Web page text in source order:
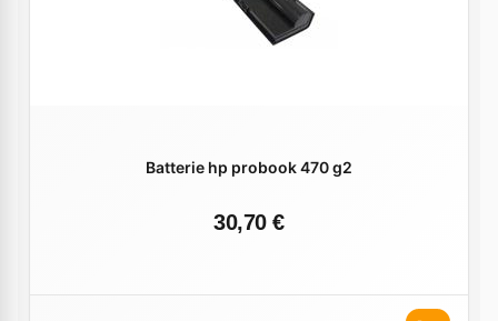
Batterie hp probook 470 g2
30,70 €